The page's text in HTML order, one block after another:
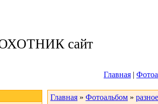
сайт
Главная |
Главная » Фотоальбом » разное